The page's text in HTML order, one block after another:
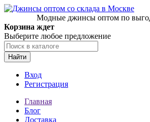
Модные джинсы оптом по
Корзина ждет
Выберите любое предложение
Найти
Вход
Регистрация
Главная
Блог
Доставка